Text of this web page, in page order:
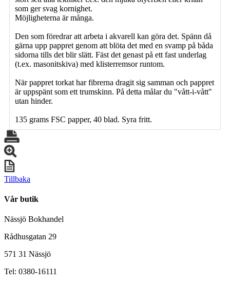
som ger svag kornighet.
Möjligheterna är många.
Den som föredrar att arbeta i akvarell kan göra det. Spänn då
gärna upp pappret genom att blöta det med en svamp på båda
sidorna tills det blir slätt. Fäst det genast på ett fast underlag
(t.ex. masonitskiva) med klisterremsor runtom.
När pappret torkat har fibrerna dragit sig samman och pappret
är uppspänt som ett trumskinn. På detta målar du "vått-i-vått"
utan hinder.
135 grams FSC papper, 40 blad. Syra fritt.
Tillbaka
Vår butik
Nässjö Bokhandel
Rådhusgatan 29
571 31 Nässjö
Tel: 0380-16111